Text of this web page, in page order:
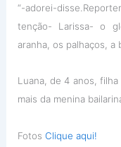
“-adorei-
tenção- Larissa- o
aranha, os palhaços, a
Luana, de 4 anos,
mais da menina
Fotos Clique aqui!